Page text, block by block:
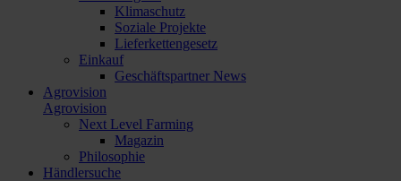
Klimaschutz
Soziale Projekte
Lieferkettengesetz
Einkauf
Geschäftspartner News
Agrovision
Agrovision
Next Level Farming
Magazin
Philosophie
Händlersuche